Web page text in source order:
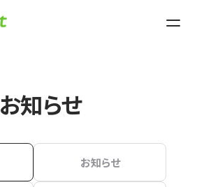
お知らせ
お知らせ